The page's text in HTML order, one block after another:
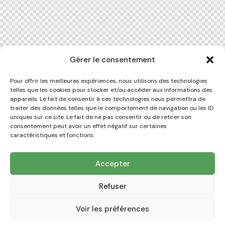
Gérer le consentement
Pour offrir les meilleures expériences, nous utilisons des technologies
telles que les cookies pour stocker et/ou accéder aux informations des
appareils. Le fait de consentir à ces technologies nous permettra de
traiter des données telles que le comportement de navigation ou les ID
uniques sur ce site. Le fait de ne pas consentir ou de retirer son
consentement peut avoir un effet négatif sur certaines
caractéristiques et fonctions.
Accepter
Refuser
Voir les préférences